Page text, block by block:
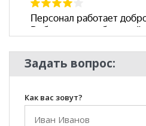
Задать вопрос:
Как вас зовут?